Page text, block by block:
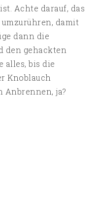
Achte darauf, das
damit
dann die
den gehackten
alles, bis die
Knoblauch
ja?